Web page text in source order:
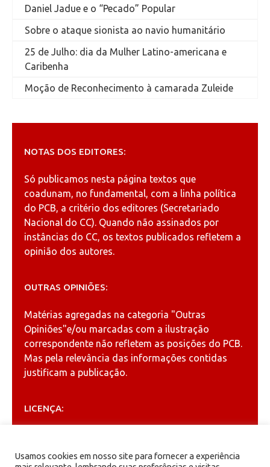
Daniel Jadue e o “Pecado” Popular
Sobre o ataque sionista ao navio humanitário
25 de Julho: dia da Mulher Latino-americana e
Caribenha
Moção de Reconhecimento à camarada Zuleide
NOTAS DOS EDITORES:
Só publicamos nesta página textos que
coadunam, no fundamental, com a linha política
do PCB, a critério dos editores (Secretariado
Nacional do CC). Quando não assinados por
instâncias do CC, os textos publicados refletem a
opinião dos autores.
OUTRAS OPINIÕES:
Matérias agregadas na categoria "Outras
Opiniões"e/ou marcadas com a ilustração
correspondente não refletem as posições do PCB.
Mas pela relevância das informações contidas
justificam a publicação.
LICENÇA:
Creative Commons
Usamos cookies em nosso site para fornecer a experiência